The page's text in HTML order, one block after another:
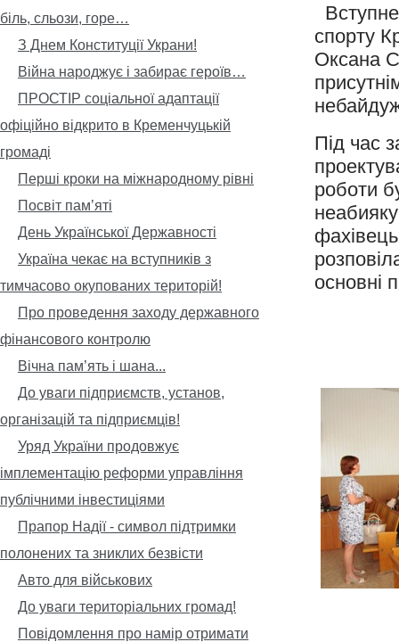
спорту
Оксана
Під час
роботи
основні
біль, сльози, горе…
З Днем Конституції Украни!
Війна народжує і забирає героїв…
ПРОСТІР соціальної адаптації
офіційно відкрито в Кременчуцькій
громаді
Перші кроки на міжнародному рівні
Посвіт пам’яті
День Української Державності
Україна чекає на вступників з
тимчасово окупованих територій!
Про проведення заходу державного
фінансового контролю
Вічна пам’ять і шана...
До уваги підприємств, установ,
організацій та підприємців!
Уряд України продовжує
імплементацію реформи управління
публічними інвестиціями
Прапор Надії - символ підтримки
полонених та зниклих безвісти
Авто для військових
До уваги територіальних громад!
Повідомлення про намір отримати